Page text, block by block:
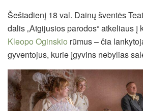
Šeštadienį 18 val. Dainų šventės
dalis „Atgijusios parodos“ atkeliaus į
Kleopo Oginskio rūmus – čia
gyventojus, kurie įgyvins nebylias